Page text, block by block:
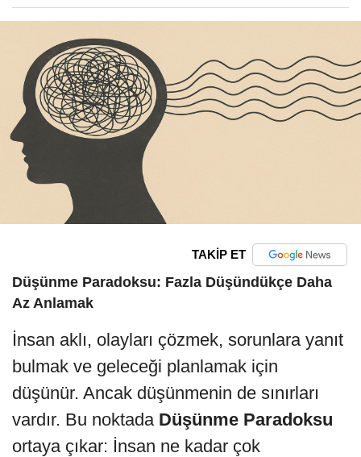
TAKİP ET
Düşünme Paradoksu: Fazla Düşündükçe Daha
Az Anlamak
İnsan aklı, olayları çözmek, sorunlara yanıt
bulmak ve geleceği planlamak için
düşünür. Ancak düşünmenin de sınırları
vardır. Bu noktada Düşünme Paradoksu
ortaya çıkar: İnsan ne kadar çok